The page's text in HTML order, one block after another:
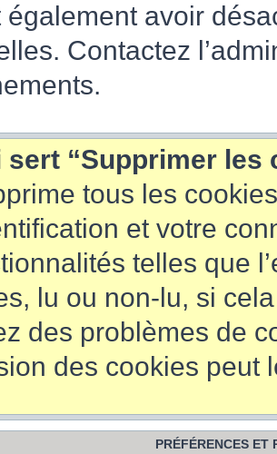
également avoir
Contactez
sert “Supprimer les
tous les
et votre
telles que
lu ou non-lu, si
des problèmes de
des cookies peut
PRÉFÉRENCES ET